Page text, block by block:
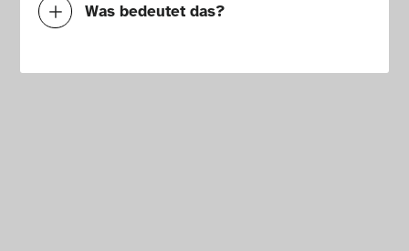
Was bedeutet das?
Mit diesen Cookies können wir durch